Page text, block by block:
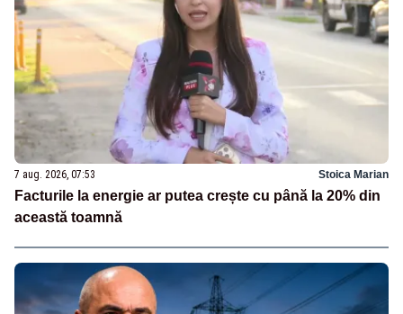
7 aug. 2026, 07:53 Stoica Marian
Facturile la energie ar putea crește cu până la 20% din
această toamnă